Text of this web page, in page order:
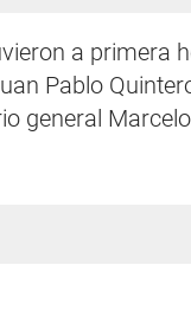
a primera
Pablo
general